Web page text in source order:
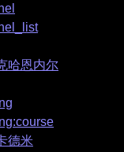
哈恩内尔
德米